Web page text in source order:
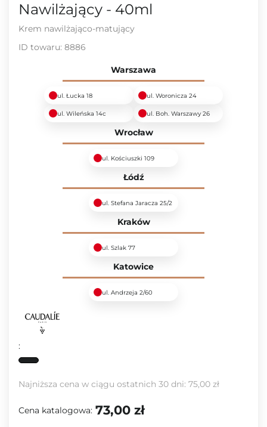
Nawilżający - 40ml
Krem nawilżająco-matujący
ID towaru: 8886
Warszawa
ul. Łucka 18 ul. Woronicza 24
ul. Wileńska 14c ul. Boh. Warszawy 26
Wrocław
ul. Kościuszki 109
Łódź
ul. Stefana Jaracza 25/2
Kraków
ul. Szlak 77
Katowice
ul. Andrzeja 2/60
:
Najniższa cena w ciągu ostatnich 30 dni: 75,00 zł
Cena katalogowa: 73,00 zł